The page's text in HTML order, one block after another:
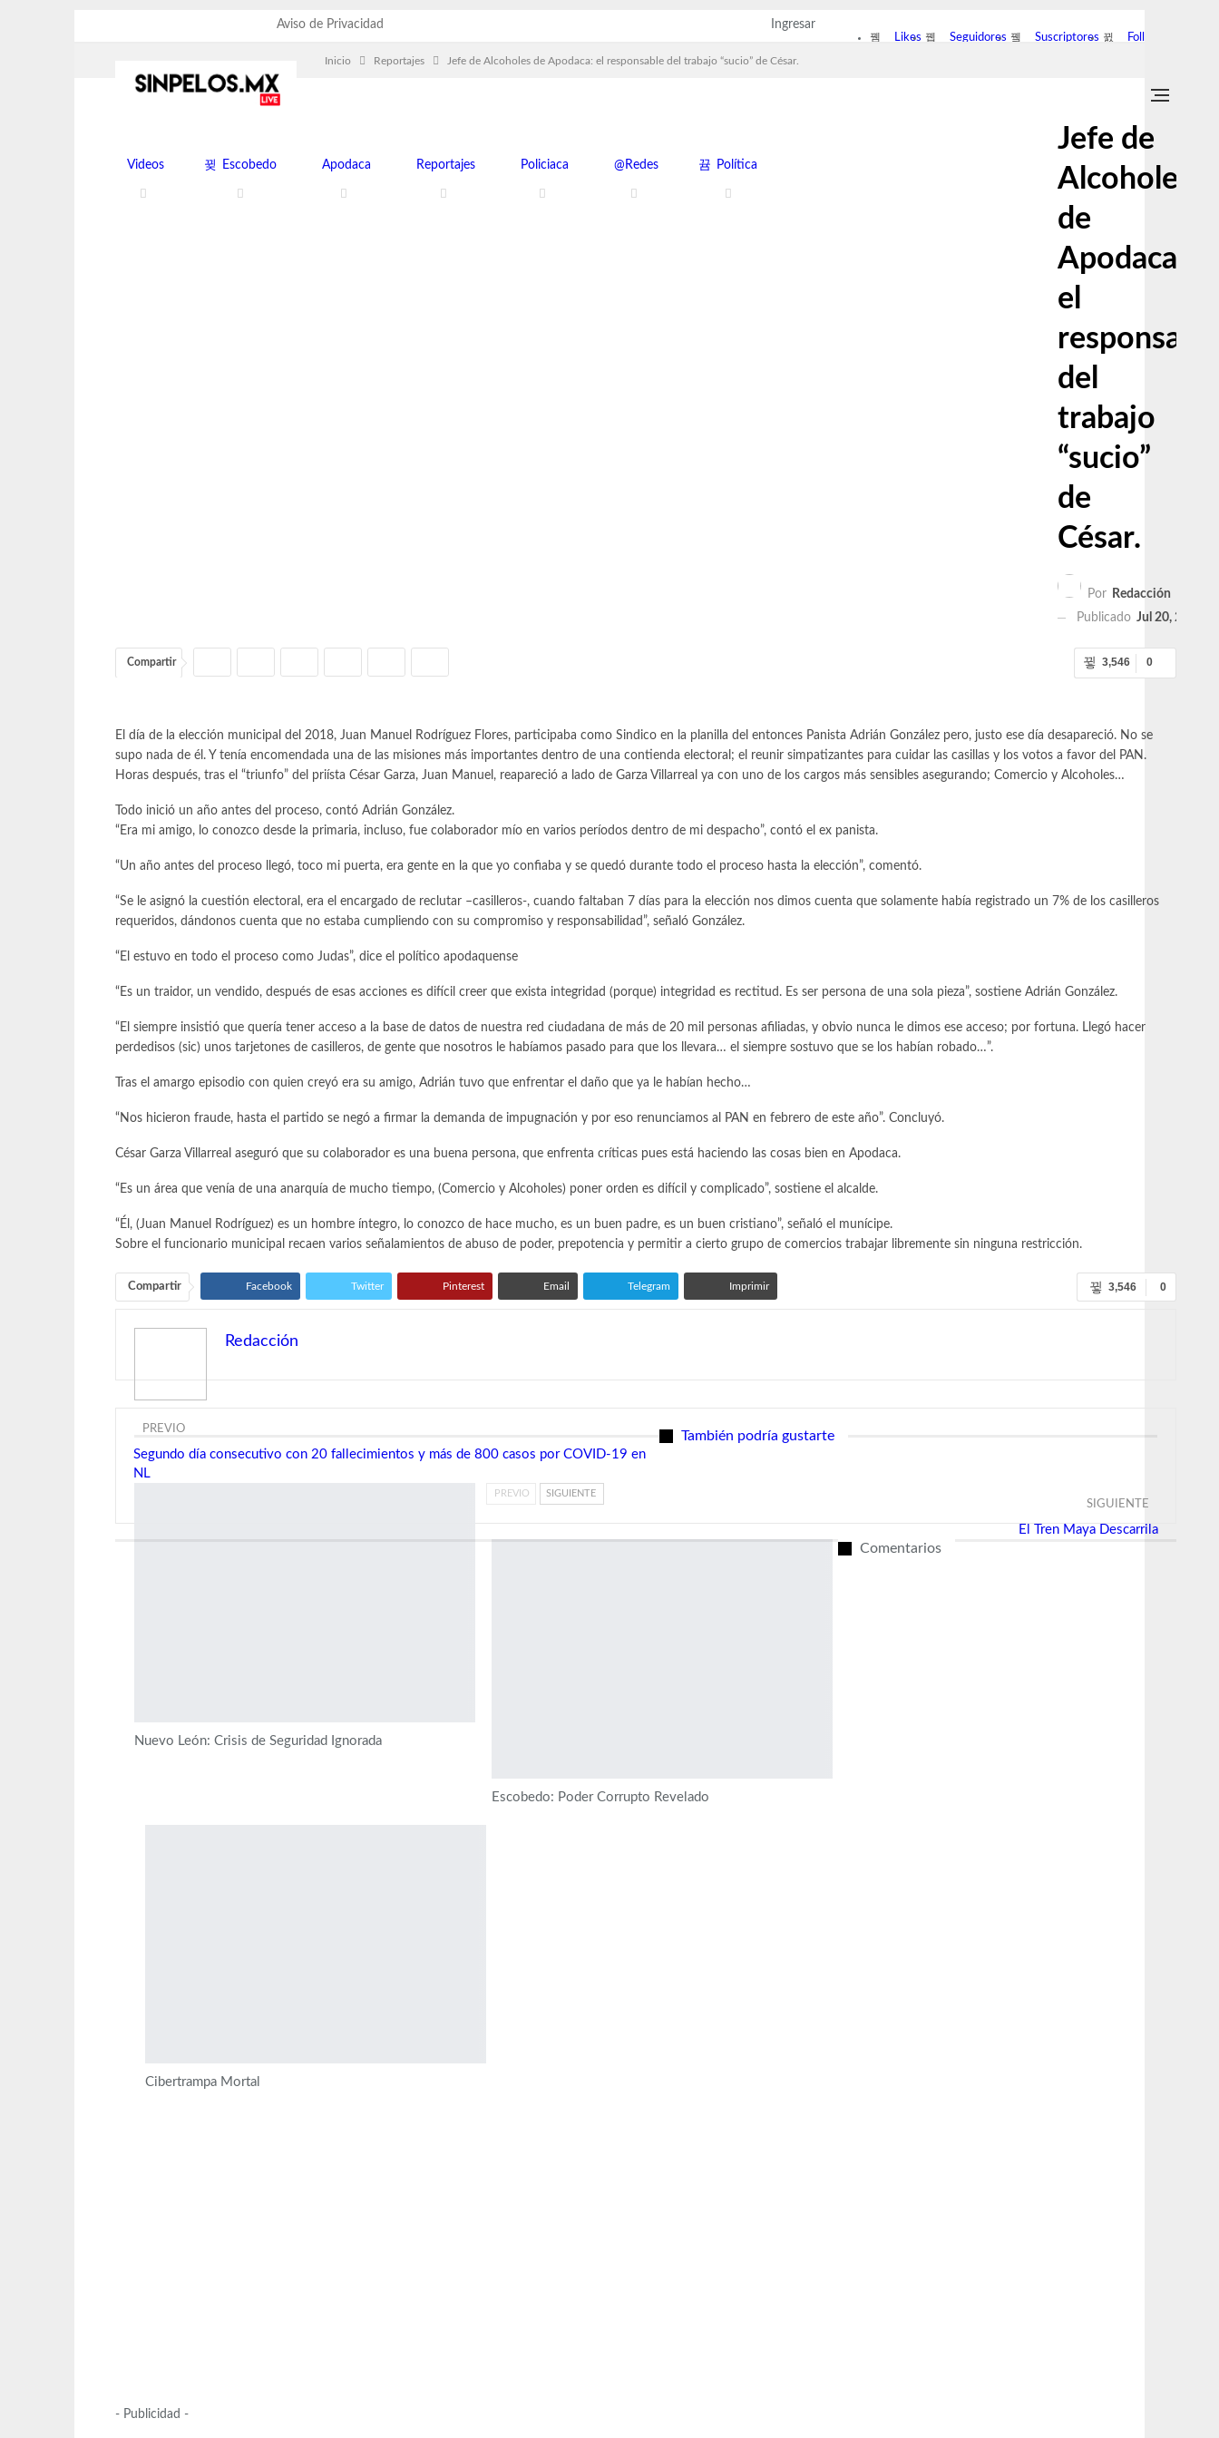
Likes Seguidores Suscriptores Followers
Ingresar
Aviso de Privacidad
Videos Escobedo Apodaca Reportajes Policiaca @Redes Política
Inicio Reportajes Jefe de Alcoholes de Apodaca: el responsable del trabajo “sucio” de César.
Jefe de
Alcoholes
de
Apodaca:
el
del
trabajo
“sucio”
de
César.
Por
Redacción
Publicado Jul 20, 2020
0
3,546
Compartir
El día de la elección municipal del 2018, Juan Manuel Rodríguez Flores, participaba como Sindico en la planilla del entonces Panista Adrián González pero, justo ese día desapareció. No se
supo nada de él. Y tenía encomendada una de las misiones más importantes dentro de una contienda electoral; el reunir simpatizantes para cuidar las casillas y los votos a favor del PAN.
Horas después, tras el “triunfo” del priísta César Garza, Juan Manuel, reapareció a lado de Garza Villarreal ya con uno de los cargos más sensibles asegurando; Comercio y Alcoholes…
Todo inició un año antes del proceso, contó Adrián González.
“Era mi amigo, lo conozco desde la primaria, incluso, fue colaborador mío en varios períodos dentro de mi despacho”, contó el ex panista.
“Un año antes del proceso llegó, toco mi puerta, era gente en la que yo confiaba y se quedó durante todo el proceso hasta la elección”, comentó.
“Se le asignó la cuestión electoral, era el encargado de reclutar –casilleros-, cuando faltaban 7 días para la elección nos dimos cuenta que solamente había registrado un 7% de los casilleros
requeridos, dándonos cuenta que no estaba cumpliendo con su compromiso y responsabilidad”, señaló González.
“El estuvo en todo el proceso como Judas”, dice el político apodaquense
“Es un traidor, un vendido, después de esas acciones es difícil creer que exista integridad (porque) integridad es rectitud. Es ser persona de una sola pieza”, sostiene Adrián González.
“El siempre insistió que quería tener acceso a la base de datos de nuestra red ciudadana de más de 20 mil personas afiliadas, y obvio nunca le dimos ese acceso; por fortuna. Llegó hacer
perdedisos (sic) unos tarjetones de casilleros, de gente que nosotros le habíamos pasado para que los llevara… el siempre sostuvo que se los habían robado…”.
Tras el amargo episodio con quien creyó era su amigo, Adrián tuvo que enfrentar el daño que ya le habían hecho…
“Nos hicieron fraude, hasta el partido se negó a firmar la demanda de impugnación y por eso renunciamos al PAN en febrero de este año”. Concluyó.
César Garza Villarreal aseguró que su colaborador es una buena persona, que enfrenta críticas pues está haciendo las cosas bien en Apodaca.
“Es un área que venía de una anarquía de mucho tiempo, (Comercio y Alcoholes) poner orden es difícil y complicado”, sostiene el alcalde.
“Él, (Juan Manuel Rodríguez) es un hombre íntegro, lo conozco de hace mucho, es un buen padre, es un buen cristiano”, señaló el munícipe.
Sobre el funcionario municipal recaen varios señalamientos de abuso de poder, prepotencia y permitir a cierto grupo de comercios trabajar libremente sin ninguna restricción.
0
3,546
Compartir Facebook Twitter Pinterest Email Telegram Imprimir
Redacción
PREVIO
Segundo día consecutivo con 20 fallecimientos y más de 800 casos por COVID-19 en
NL
SIGUIENTE
El Tren Maya Descarrila
También podría gustarte
Nuevo León: Crisis de Seguridad Ignorada
Escobedo: Poder Corrupto Revelado
Cibertrampa Mortal
PREVIO SIGUIENTE
Comentarios
- Publicidad -